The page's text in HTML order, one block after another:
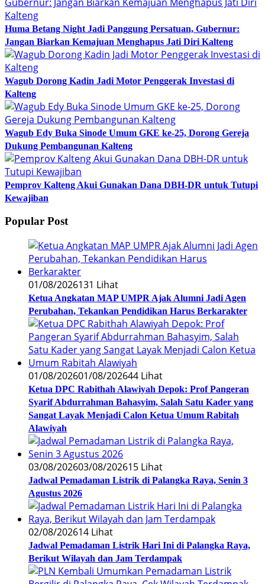
Huma Betang Night Jadi Panggung Persatuan, Gubernur:
Jangan Biarkan Kemajuan Menghapus Jati Diri Kalteng
Wagub Dorong Kadin Jadi Motor Penggerak Investasi di
Kalteng
Wagub Edy Buka Sinode Umum GKE ke-25, Dorong Gereja
Dukung Pembangunan Kalteng
Pemprov Kalteng Akui Gunakan Dana DBH-DR untuk Tutupi
Kewajiban
Popular Post
01/08/2026131 Lihat
Ketua Angkatan MAP UMPR Ajak Alumni Jadi Agen
Perubahan, Tekankan Pendidikan Harus Berkarakter
01/08/202601/08/202644 Lihat
Ketua DPC Rabithah Alawiyah Depok: Prof Pangeran
Syarif Abdurrahman Bahasyim, Salah Satu Kader yang
Sangat Layak Menjadi Calon Ketua Umum Rabitah
Alawiyah
03/08/202603/08/202615 Lihat
Jadwal Pemadaman Listrik di Palangka Raya, Senin 3
Agustus 2026
02/08/202614 Lihat
Jadwal Pemadaman Listrik Hari Ini di Palangka Raya,
Berikut Wilayah dan Jam Terdampak